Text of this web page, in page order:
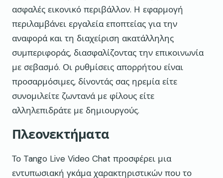
ασφαλές εικονικό περιβάλλον. Η εφαρμογή
περιλαμβάνει εργαλεία εποπτείας για την
αναφορά και τη διαχείριση ακατάλληλης
συμπεριφοράς, διασφαλίζοντας την επικοινωνία
με σεβασμό. Οι ρυθμίσεις απορρήτου είναι
προσαρμόσιμες, δίνοντάς σας ηρεμία είτε
συνομιλείτε ζωντανά με φίλους είτε
αλληλεπιδράτε με δημιουργούς.
Πλεονεκτήματα
Το Tango Live Video Chat προσφέρει μια
εντυπωσιακή γκάμα χαρακτηριστικών που το